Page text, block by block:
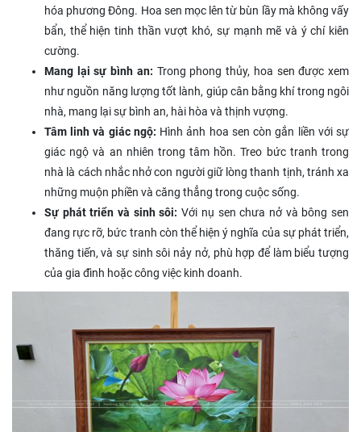
hóa phương Đông. Hoa sen mọc lên từ bùn lầy mà không vấy
bẩn, thể hiện tinh thần vượt khó, sự mạnh mẽ và ý chí kiên
cường.
Mang lại sự bình an: Trong phong thủy, hoa sen được xem
như nguồn năng lượng tốt lành, giúp cân bằng khí trong ngôi
nhà, mang lại sự bình an, hài hòa và thịnh vượng.
Tâm linh và giác ngộ: Hình ảnh hoa sen còn gắn liền với sự
giác ngộ và an nhiên trong tâm hồn. Treo bức tranh trong
nhà là cách nhắc nhở con người giữ lòng thanh tịnh, tránh xa
những muộn phiền và căng thẳng trong cuộc sống.
Sự phát triển và sinh sôi: Với nụ sen chưa nở và bông sen
đang rực rỡ, bức tranh còn thể hiện ý nghĩa của sự phát triển,
thăng tiến, và sự sinh sôi nảy nở, phù hợp để làm biểu tượng
của gia đình hoặc công việc kinh doanh.